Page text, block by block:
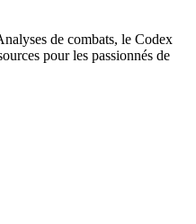
de combats, le Codex
pour les passionnés de